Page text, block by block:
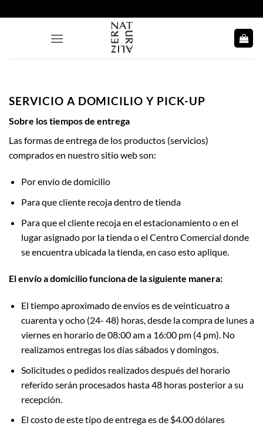
al
SERVICIO A DOMICILIO Y PICK-UP
Sobre los tiempos de entrega
Las formas de entrega de los productos (servicios)
comprados en nuestro sitio web son:
Por envío de domicilio
Para que cliente recoja dentro de tienda
Para que el cliente recoja en el estacionamiento o en el
lugar asignado por la tienda o el Centro Comercial donde
se encuentra ubicada la tienda, en caso esto aplique.
El envío a domicilio funciona de la siguiente manera:
El tiempo aproximado de envíos es de veinticuatro a
cuarenta y ocho (24- 48) horas, desde la compra de lunes a
viernes en horario de 08:00 am a 16:00 pm (4 pm). No
realizamos entregas los días sábados y domingos.
Solicitudes o pedidos realizados después del horario
referido serán procesados hasta 48 horas posterior a su
recepción.
El costo de este tipo de entrega es de $4.00 dólares